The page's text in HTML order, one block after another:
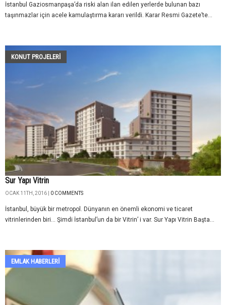
İstanbul Gaziosmanpaşa’da riski alan ilan edilen yerlerde bulunan bazı
taşınmazlar için acele kamulaştırma kararı verildi. Karar Resmi Gazete’te...
KONUT PROJELERI
Sur Yapı Vitrin
OCAK 11TH, 2016 | 0 COMMENTS
İstanbul, büyük bir metropol. Dünyanın en önemli ekonomi ve ticaret
vitrinlerinden biri... Şimdi İstanbul’un da bir Vitrin’ i var. Sur Yapı Vitrin Başta...
EMLAK HABERLERI